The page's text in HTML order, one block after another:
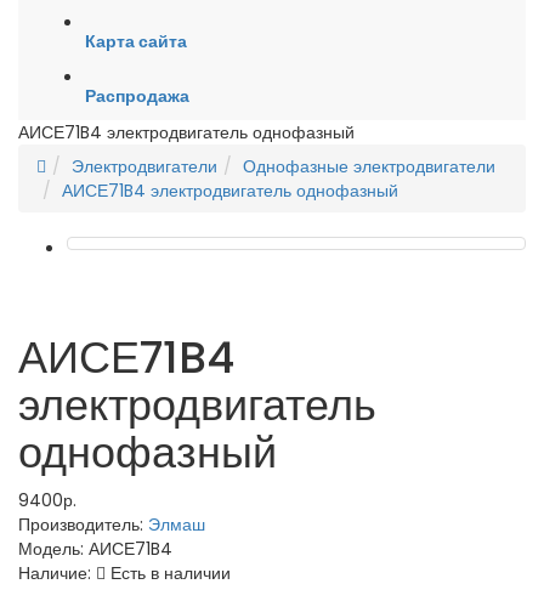
Карта сайта
Распродажа
АИСЕ71B4 электродвигатель однофазный
Электродвигатели
Однофазные электродвигатели
АИСЕ71B4 электродвигатель однофазный
АИСЕ71B4
электродвигатель
однофазный
9400р.
Производитель: Элмаш
Модель: АИСЕ71B4
Наличие:
Есть в наличии